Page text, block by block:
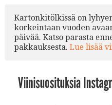
Kartonkitölkissä on
korkeintaan vuoden
päivää. Katso parasta
pakkauksesta. Lue lisää
Viinisuosituksia